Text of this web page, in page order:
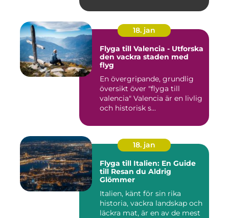
18. jan
Flyga till Valencia - Utforska
den vackra staden med
flyg
En övergripande, grundlig
översikt över "flyga till
valencia" Valencia är en livlig
och historisk s...
18. jan
Flyga till Italien: En Guide
till Resan du Aldrig
Glömmer
Italien, känt för sin rika
historia, vackra landskap och
läckra mat, är en av de mest